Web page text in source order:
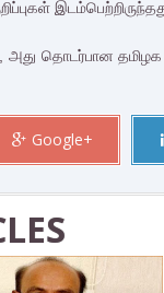
அது தொடர்பான தமிழக
Google+